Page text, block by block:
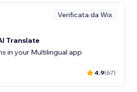
Verificata da Wix
Translate
in your Multilingual app
4.9(67)